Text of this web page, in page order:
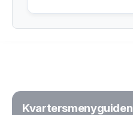
Kvartersmenyguiden